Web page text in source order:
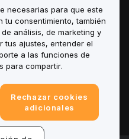
necesarias para que este
tu consentimiento, también
análisis, de marketing y
tus ajustes, entender el
a las funciones de
para compartir.
Rechazar cookies
adicionales